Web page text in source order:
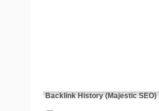
Backlink History (Majestic SEO)